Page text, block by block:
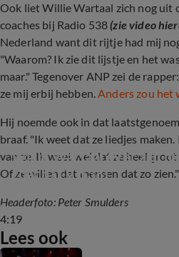
Ook liet Willie Wartaal zich nog uit
coaches bij Radio 538(zie video
Nederland want dit rijtje had mij
"Waarom? Ik zie dit lijstje en het
maar." Tegenover ANP zei de
ze mij erbij hebben.Anders zou het
Hij noemde ook in dat
braaf. "Ik weet dat ze liedjes
van ze. Ik weet wel dat ze heel
Of ze willen dat mensen dat zo zien."
4:19
Willie Wartaal over zijn
coach (TV 538)
Headerfoto: Peter Smulders
Lees ook